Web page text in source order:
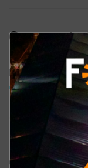
Comments
Pingback:
Para se
do Camarote
Deixe um
O seu endereço de